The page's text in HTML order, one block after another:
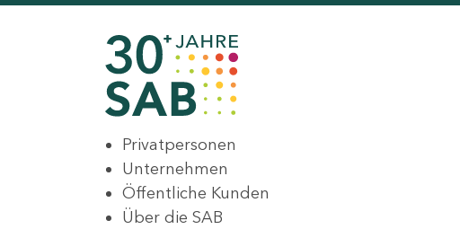
Privatpersonen
Unternehmen
Öffentliche Kunden
Über die SAB